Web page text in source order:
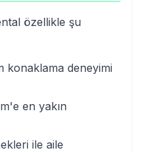
özellikle şu
konaklama deneyimi
en yakın
ile aile